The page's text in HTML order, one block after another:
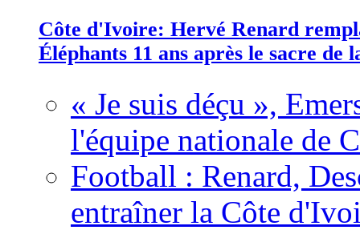
Côte d'Ivoire: Hervé Renard
Éléphants 11 ans après le sacre de
« Je suis déçu »,
l'équipe nationale de
Football : Renard,
entraîner la Côte